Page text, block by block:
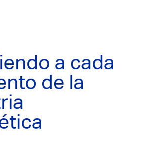
a cada
de la